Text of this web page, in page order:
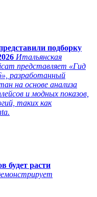
подборку
Итальянская
представляет «Гид
разработанный
на основе анализа
и модных показов,
таких как
будет расти